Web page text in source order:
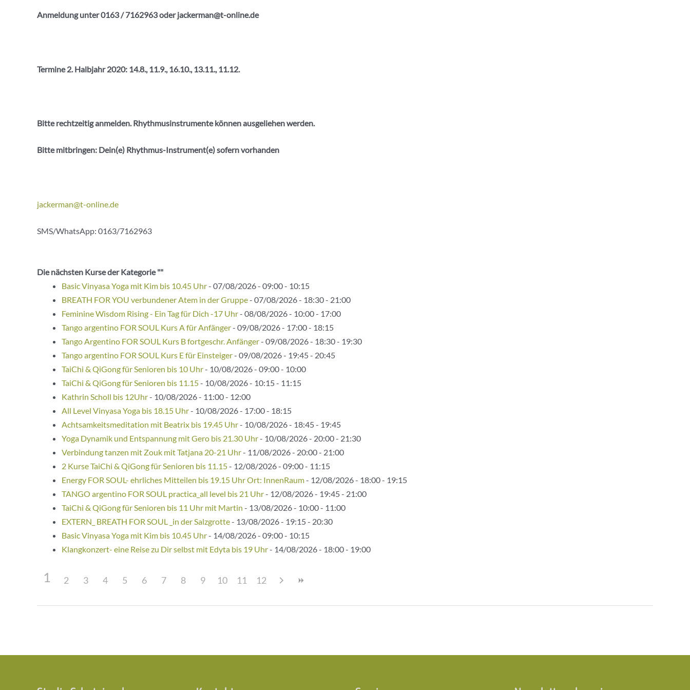
Anmeldung unter 0163 / 7162963 oder jackerman@t-online.de
Termine 2. Halbjahr 2020: 14.8., 11.9., 16.10., 13.11., 11.12.
Bitte rechtzeitig anmelden. Rhythmusinstrumente können ausgeliehen werden.
Bitte mitbringen: Dein(e) Rhythmus-Instrument(e) sofern vorhanden
jackerman@t-online.de
SMS/WhatsApp: 0163/7162963
Die nächsten Kurse der Kategorie ""
Basic Vinyasa Yoga mit Kim bis 10.45 Uhr- 07/08/2026 - 09:00 - 10:15
BREATH FOR YOU verbundener Atem in der Gruppe- 07/08/2026 - 18:30 - 21:00
Feminine Wisdom Rising - Ein Tag für Dich -17 Uhr- 08/08/2026 - 10:00 - 17:00
Tango argentino FOR SOUL Kurs A für Anfänger- 09/08/2026 - 17:00 - 18:15
Tango Argentino FOR SOUL Kurs B fortgeschr. Anfänger- 09/08/2026 - 18:30 - 19:30
Tango argentino FOR SOUL Kurs E für Einsteiger- 09/08/2026 - 19:45 - 20:45
TaiChi & QiGong für Senioren bis 10 Uhr- 10/08/2026 - 09:00 - 10:00
TaiChi & QiGong für Senioren bis 11.15- 10/08/2026 - 10:15 - 11:15
Kathrin Scholl bis 12Uhr- 10/08/2026 - 11:00 - 12:00
All Level Vinyasa Yoga bis 18.15 Uhr- 10/08/2026 - 17:00 - 18:15
Achtsamkeitsmeditation mit Beatrix bis 19.45 Uhr- 10/08/2026 - 18:45 - 19:45
Yoga Dynamik und Entspannung mit Gero bis 21.30 Uhr- 10/08/2026 - 20:00 - 21:30
Verbindung tanzen mit Zouk mit Tatjana 20-21 Uhr- 11/08/2026 - 20:00 - 21:00
2 Kurse TaiChi & QiGong für Senioren bis 11.15- 12/08/2026 - 09:00 - 11:15
Energy FOR SOUL- ehrliches Mitteilen bis 19.15 Uhr Ort: InnenRaum- 12/08/2026 - 18:00 - 19:15
TANGO argentino FOR SOUL practica_all level bis 21 Uhr- 12/08/2026 - 19:45 - 21:00
TaiChi & QiGong für Senioren bis 11 Uhr mit Martin - 13/08/2026 - 10:00 - 11:00
EXTERN_ BREATH FOR SOUL _in der Salzgrotte- 13/08/2026 - 19:15 - 20:30
Basic Vinyasa Yoga mit Kim bis 10.45 Uhr- 14/08/2026 - 09:00 - 10:15
Klangkonzert- eine Reise zu Dir selbst mit Edyta bis 19 Uhr- 14/08/2026 - 18:00 - 19:00
1 2 3 4 5 6 7 8 9 10 11 12